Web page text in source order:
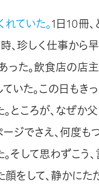
ていた。1日10冊
、珍しく仕事から
った。飲食店の店
いた。この日もき
ところが、なぜか
でさえ、何度もつ
そして思わずこう、
をして、静かにた